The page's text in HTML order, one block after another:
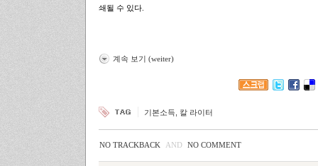
쇄될 수 있다.
계속 보기 (weiter)
기본소득 칼 라이터
NO TRACKBACK AND NO COMMENT